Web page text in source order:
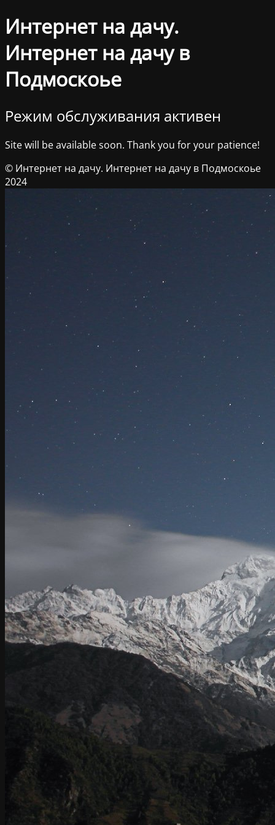
Интернет на дачу.
Интернет на дачу в
Подмоскоье
Режим обслуживания активен
Site will be available soon. Thank you for your patience!
© Интернет на дачу. Интернет на дачу в Подмоскоье
2024